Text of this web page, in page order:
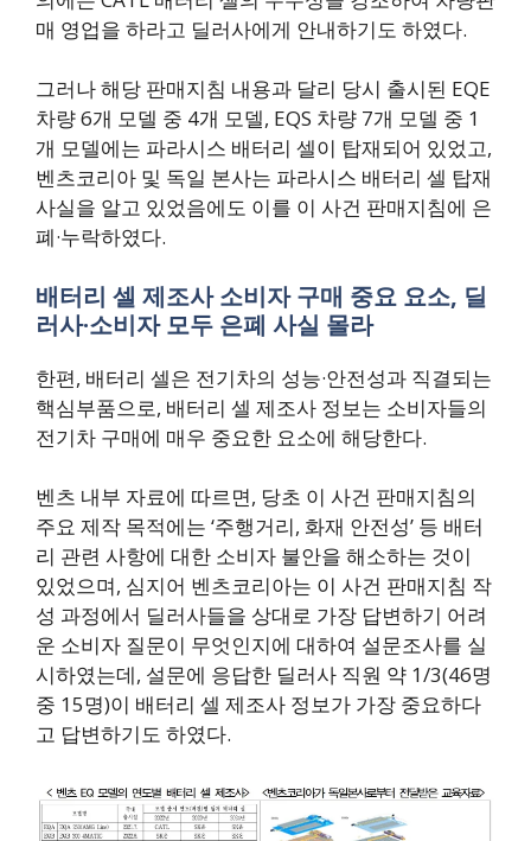
매 영업을 하라고 딜러사에게 안내하기도 하였다.
그러나 해당 판매지침 내용과 달리 당시 출시된 EQE
차량 6개 모델 중 4개 모델, EQS 차량 7개 모델 중 1
개 모델에는 파라시스 배터리 셀이 탑재되어 있었고,
벤츠코리아 및 독일 본사는 파라시스 배터리 셀 탑재
사실을 알고 있었음에도 이를 이 사건 판매지침에 은
폐·누락하였다.
배터리 셀 제조사 소비자 구매 중요 요소, 딜
러사·소비자 모두 은폐 사실 몰라
한편, 배터리 셀은 전기차의 성능·안전성과 직결되는
핵심부품으로, 배터리 셀 제조사 정보는 소비자들의
전기차 구매에 매우 중요한 요소에 해당한다.
벤츠 내부 자료에 따르면, 당초 이 사건 판매지침의
주요 제작 목적에는 ‘주행거리, 화재 안전성’ 등 배터
리 관련 사항에 대한 소비자 불안을 해소하는 것이
있었으며, 심지어 벤츠코리아는 이 사건 판매지침 작
성 과정에서 딜러사들을 상대로 가장 답변하기 어려
운 소비자 질문이 무엇인지에 대하여 설문조사를 실
시하였는데, 설문에 응답한 딜러사 직원 약 1/3(46명
중 15명)이 배터리 셀 제조사 정보가 가장 중요하다
고 답변하기도 하였다.